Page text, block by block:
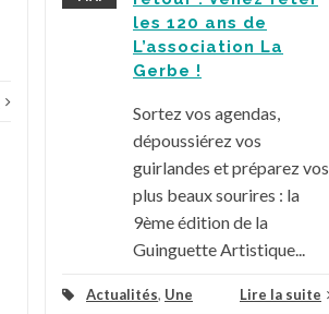
les 120 ans de
L’association La
Gerbe !
Sortez vos agendas,
dépoussiérez vos
guirlandes et préparez vos
plus beaux sourires : la
9ème édition de la
Guinguette Artistique...
Actualités, Une Lire la suite